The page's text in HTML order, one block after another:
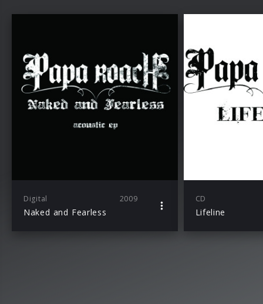
Digital 2009
Naked and Fearless
CD
Lifeline